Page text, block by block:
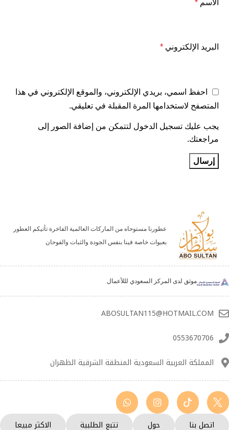
الاسم *
البريد الإلكتروني *
احفظ اسمي، بريدي الإلكتروني، والموقع الإلكتروني في هذا
المتصفح لاستخدامها المرة المقبلة في تعليقي.
يجب عليك تسجيل الدخول لتتمكن من إضافة الصور إلى
مراجعتك.
عطورنا مستوحاه من الماركات العالمية الفاخرة تأتيكم العطور
بعبوات خاصة فينا بنفس الجودة والثبات والفوحان
موثق لدى المركز السعودي لللأعمال
ABOSULTAN115@HOTMAIL.COM
0553670706
المملكة العربية السعودية المنطقة الشرقية الظهران
اتصل بنا حول تتبع الطلبية الاكثر مبيعا